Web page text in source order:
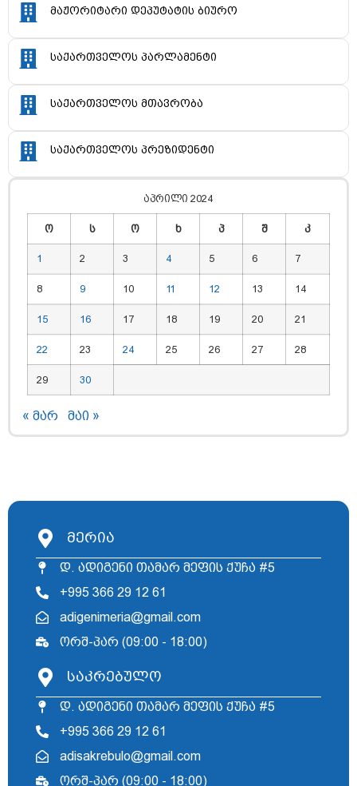
მაჟორიტარი დეპუტატის ბიურო
საქართველოს პარლამენტი
საქართველოს მთავრობა
საქართველოს პრეზიდენტი
აპრილი 2024
ო ს ო ხ პ შ კ
1 2 3 4 5 6 7
8 9 10 11 12 13 14
15 16 17 18 19 20 21
22 23 24 25 26 27 28
29 30
« მარ მაი »
მერია
დ. ადიგენი თამარ მეფის ქუჩა #5
+995 366 29 12 61
adigenimeria@gmail.com
ორშ-პარ (09:00 - 18:00)
საკრებულო
დ. ადიგენი თამარ მეფის ქუჩა #5
+995 366 29 12 61
adisakrebulo@gmail.com
ორშ-პარ (09:00 - 18:00)